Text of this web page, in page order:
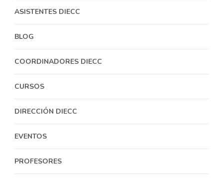
ASISTENTES DIECC
BLOG
COORDINADORES DIECC
CURSOS
DIRECCIÓN DIECC
EVENTOS
PROFESORES